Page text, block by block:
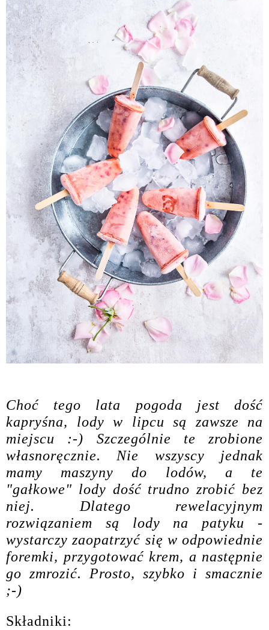
Choć tego lata pogoda jest dość
kapryśna, lody w lipcu są zawsze na
miejscu :-) Szczególnie te zrobione
własnoręcznie. Nie wszyscy jednak
mamy maszyny do lodów, a te
"gałkowe" lody dość trudno zrobić bez
niej. Dlatego rewelacyjnym
rozwiązaniem są lody na patyku -
wystarczy zaopatrzyć się w odpowiednie
foremki, przygotować krem, a następnie
go zmrozić. Prosto, szybko i smacznie
;-)
Składniki: